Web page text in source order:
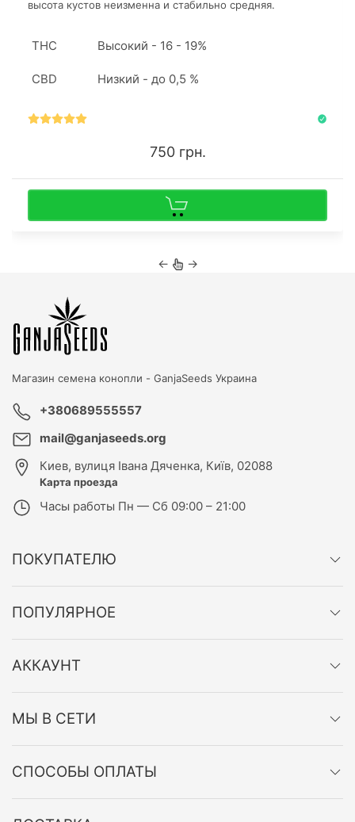
высота кустов неизменна и стабильно средняя.
THC Высокий - 16 - 19%
CBD Низкий - до 0,5 %
750 грн.
← →
Магазин семена конопли - GanjaSeeds Украина
+380689555557
mail@ganjaseeds.org
Киев, вулиця Івана Дяченка, Київ, 02088
Карта проезда
Часы работы Пн — Сб 09:00 – 21:00
ПОКУПАТЕЛЮ
ПОПУЛЯРНОЕ
АККАУНТ
МЫ В СЕТИ
СПОСОБЫ ОПЛАТЫ